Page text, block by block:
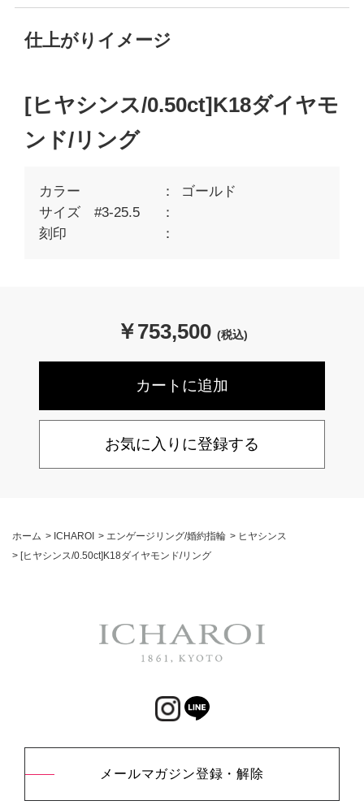
仕上がりイメージ
[ヒヤシンス/0.50ct]K18ダイヤモ
ンド/リング
カラー
ゴールド
サイズ #3-25.5
刻印
￥753,500 (税込)
お気に入りに登録する
ホーム > ICHAROI > エンゲージリング/婚約指輪 > ヒヤシンス
> [ヒヤシンス/0.50ct]K18ダイヤモンド/リング
メールマガジン登録・解除